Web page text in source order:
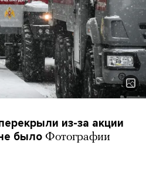
из-за акции
было Фотографии